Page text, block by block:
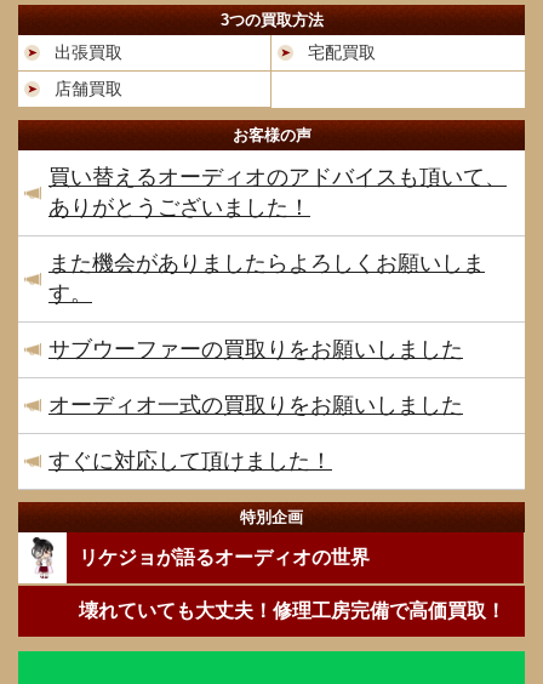
3つの買取方法
出張買取
宅配買取
店舗買取
お客様の声
買い替えるオーディオのアドバイスも頂いて、
ありがとうございました！
また機会がありましたらよろしくお願いしま
す。
サブウーファーの買取りをお願いしました
オーディオ一式の買取りをお願いしました
すぐに対応して頂けました！
特別企画
リケジョが語るオーディオの世界
壊れていても大丈夫！修理工房完備で高価買取！